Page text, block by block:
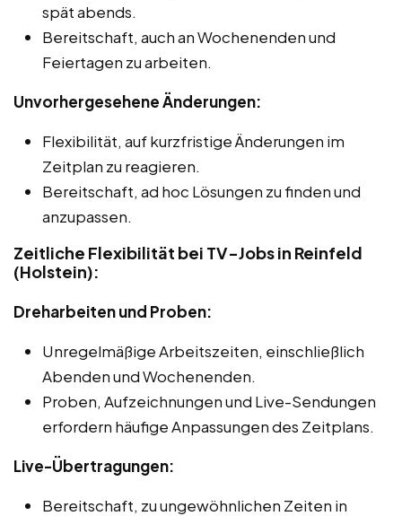
spät abends.
Bereitschaft, auch an Wochenenden und
Feiertagen zu arbeiten.
Unvorhergesehene Änderungen:
Flexibilität, auf kurzfristige Änderungen im
Zeitplan zu reagieren.
Bereitschaft, ad hoc Lösungen zu finden und
anzupassen.
Zeitliche Flexibilität bei TV-Jobs in Reinfeld
(Holstein):
Dreharbeiten und Proben:
Unregelmäßige Arbeitszeiten, einschließlich
Abenden und Wochenenden.
Proben, Aufzeichnungen und Live-Sendungen
erfordern häufige Anpassungen des Zeitplans.
Live-Übertragungen:
Bereitschaft, zu ungewöhnlichen Zeiten in